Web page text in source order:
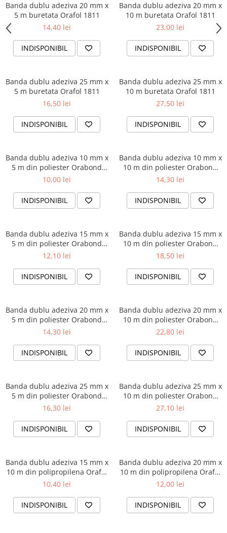
Hartie pentru print digital
Hartie in formate mari
Hartie foto
Hartie milimetrica
Produse din hartie
Cuburi din hartie
Caiete pentru birou
Registre si repertoare
Etichete adezive
Role pentru case de marcat
Tipizate
Notesuri adezive
Blocnotes-uri
Caiete mecanice
Indecsi
Dosare din plastic
Folii si mape de protectie
Mape din carton si plastic
Clipboard-uri
Accesorii pentru birou
Agrafe, clipsuri, ace si piuneze
Adezivi
Capse
Perforatoare
Tavite pentru documente
Suporturi verticale pentru
documente
Banda dublu adeziva 20 mm x
5 m buretata Orafol 1811
14,40 lei
INDISPONIBIL
Banda dublu adeziva 20 mm x
10 m buretata Orafol 1811
23,00 lei
INDISPONIBIL
Banda dublu adeziva 25 mm x
5 m buretata Orafol 1811
16,50 lei
INDISPONIBIL
Banda dublu adeziva 25 mm x
10 m buretata Orafol 1811
27,50 lei
INDISPONIBIL
Banda dublu adeziva 10 mm x
5 m din poliester Orabond
1397
10,00 lei
INDISPONIBIL
Banda dublu adeziva 10 mm x
10 m din poliester Orabond
1397
14,30 lei
INDISPONIBIL
Banda dublu adeziva 15 mm x
5 m din poliester Orabond
1397
12,10 lei
INDISPONIBIL
Banda dublu adeziva 15 mm x
10 m din poliester Orabond
1397
18,50 lei
INDISPONIBIL
Banda dublu adeziva 20 mm x
5 m din poliester Orabond
1397
14,30 lei
INDISPONIBIL
Banda dublu adeziva 20 mm x
10 m din poliester Orabond
1397
22,80 lei
INDISPONIBIL
Banda dublu adeziva 25 mm x
5 m din poliester Orabond
1397
16,30 lei
INDISPONIBIL
Banda dublu adeziva 25 mm x
10 m din poliester Orabond
1397
27,10 lei
INDISPONIBIL
Banda dublu adeziva 15 mm x
10 m din polipropilena Orafol
1453
10,40 lei
INDISPONIBIL
Banda dublu adeziva 20 mm x
10 m din polipropilena Orafol
1453
12,00 lei
INDISPONIBIL